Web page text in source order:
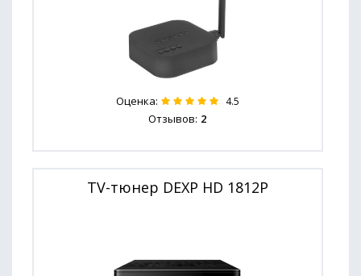
Оценка: 4.5
Отзывов: 2
TV-тюнер DEXP HD 1812P